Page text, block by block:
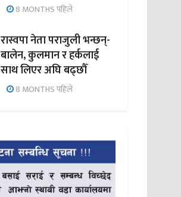
8 MONTHS पहिले
रास्वपा नेता पराजुली भन्छन्-
बालेन, कुलमान र हर्कलाई
साथ लिएर अघि बढ्छौँ
8 MONTHS पहिले